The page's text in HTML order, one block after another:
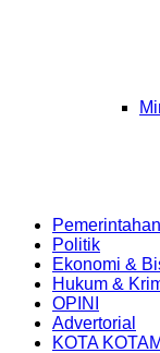
Pemerintahan
Politik
Ekonomi &
Hukum &
OPINI
Advertorial
KOTA